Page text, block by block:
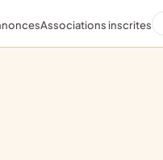
Associations inscrites